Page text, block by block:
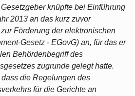
knüpfte bei Einführung
2013 an das kurz zuvor
Förderung der elektronischen
Gesetz - EGovG) an, für das er
Behördenbegriff des
zugrunde gelegt hatte.
die Regelungen des
für die Gerichte an